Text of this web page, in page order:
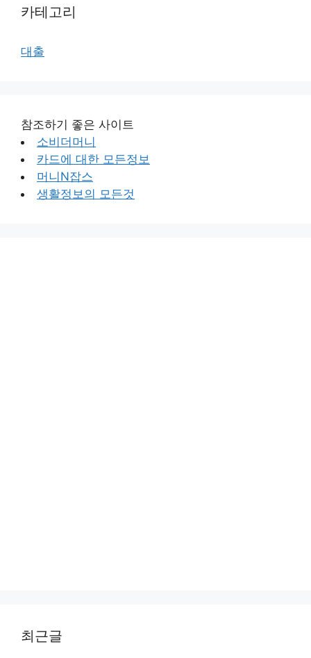
카테고리
대출
참조하기 좋은 사이트
소비더머니
카드에 대한 모든정보
머니N잡스
생활정보의 모든것
최근글